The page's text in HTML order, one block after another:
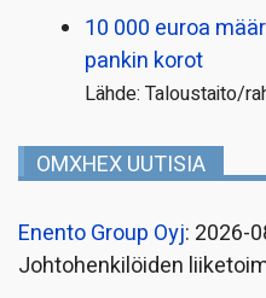
10 000 euroa
pankin korot
Lähde: Taloustaito/
OMXHEX UUTISIA
Enento Group Oyj: 2026-
Johtohenkilöiden